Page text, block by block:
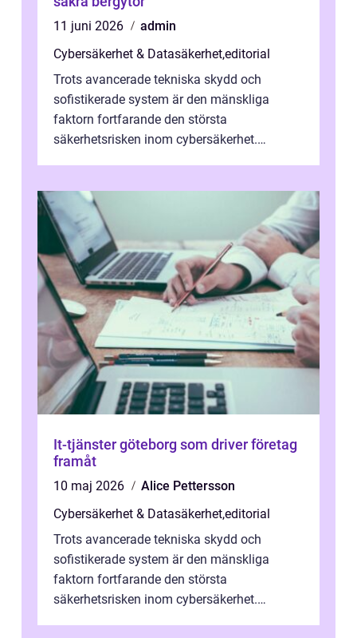
11 juni 2026
admin
Cybersäkerhet & Datasäkerhet,editorial
Trots avancerade tekniska skydd och
sofistikerade system är den mänskliga
faktorn fortfarande den största
säkerhetsrisken inom cybersäkerhet.
It-tjänster göteborg som driver företag
framåt
10 maj 2026
Alice Pettersson
Cybersäkerhet & Datasäkerhet,editorial
Trots avancerade tekniska skydd och
sofistikerade system är den mänskliga
faktorn fortfarande den största
säkerhetsrisken inom cybersäkerhet.